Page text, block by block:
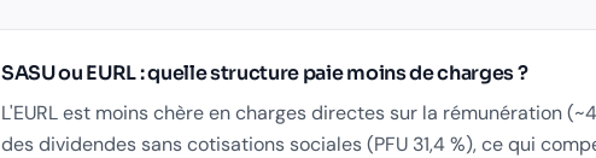
SASU ou EURL : quelle structure paie moins de charges ?
L'EURL est moins chère en charges directes sur la rémunération
des dividendes sans cotisations sociales (PFU 31,4 %), ce qui